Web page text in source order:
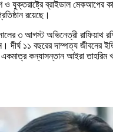
ও যুক্তরাষ্ট্রে ব্রাইডাল মেকআপের
রয়েছে।
৩ আগস্ট অভিনেত্রী রাফিয়াথ রশিদ
দীর্ঘ ১১ বছরের দাম্পত্য জীবনের
একমাত্র কন্যাসন্তান আইরা তাহরিম